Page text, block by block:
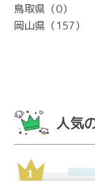
鳥取県（0）
岡山県（157）
人気